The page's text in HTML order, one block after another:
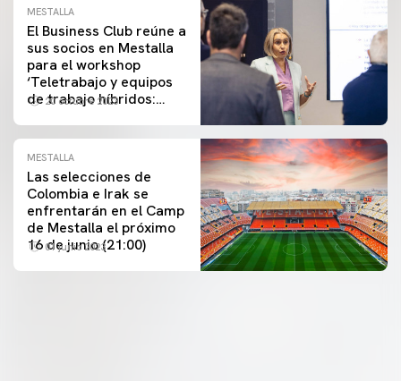
MESTALLA
El Business Club reúne a
sus socios en Mestalla
para el workshop
‘Teletrabajo y equipos
de trabajo híbridos:
20 octubre 2023
MESTALLA
Las selecciones de
Colombia e Irak se
enfrentarán en el Camp
de Mestalla el próximo
16 de junio (21:00)
01 junio 2023